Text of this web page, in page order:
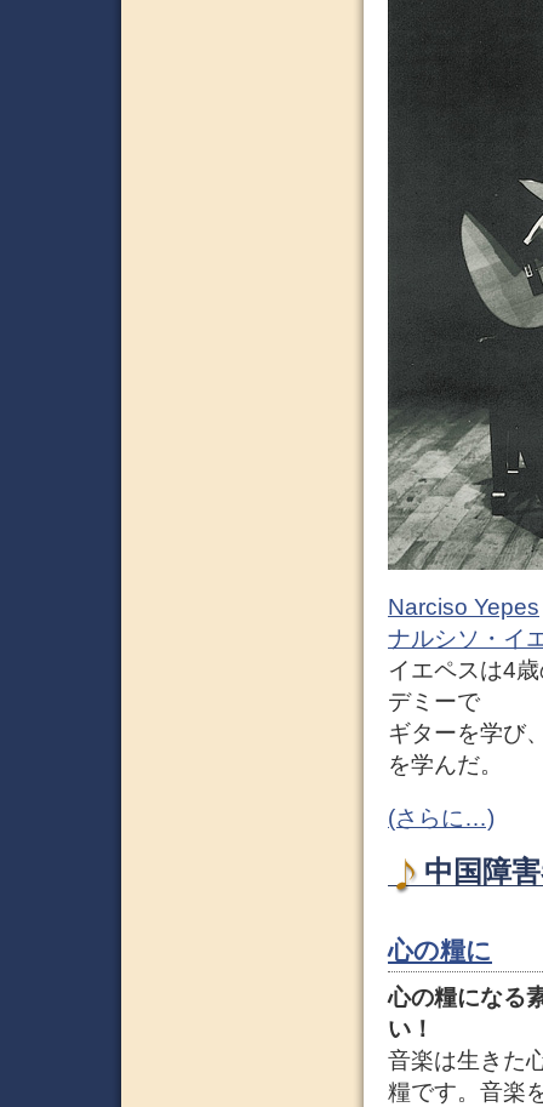
Narciso Yepes
ナルシソ・イ
イエペスは4
デミーで
ギターを学び
を学んだ。
(さらに…)
中国障
心の糧に
心の糧になる
い！
音楽は生きた
糧です。音楽